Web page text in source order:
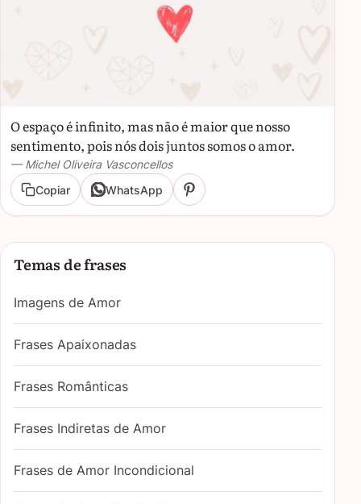
O espaço é infinito, mas não é maior que nosso
sentimento, pois nós dois juntos somos o amor.
— Michel Oliveira Vasconcellos
Copiar
WhatsApp
Temas de frases
Imagens de Amor
Frases Apaixonadas
Frases Românticas
Frases Indiretas de Amor
Frases de Amor Incondicional